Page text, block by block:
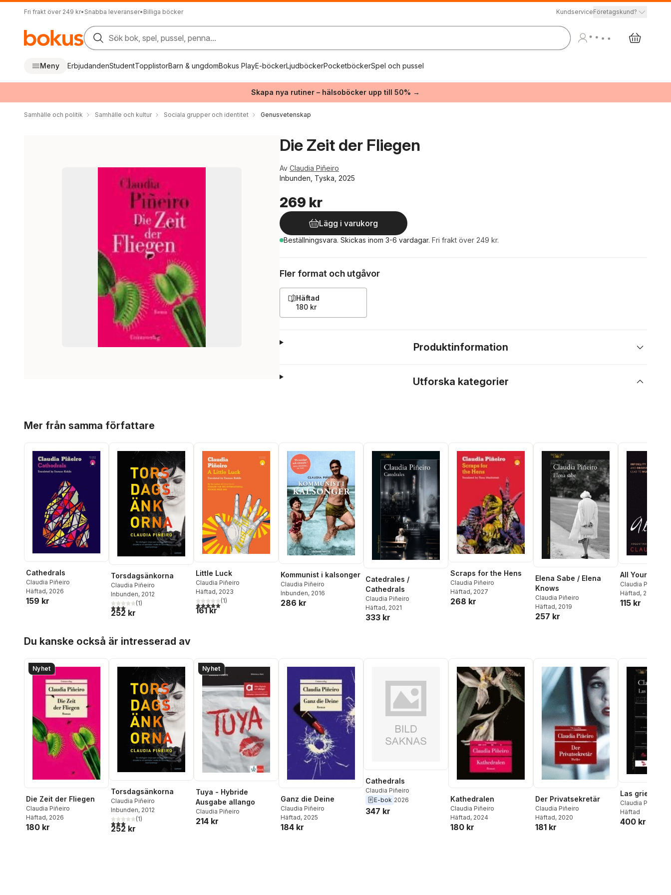
Fri frakt över 249 kr• Snabba leveranser• Billiga böcker KundserviceFöretagskund?
Sök bok, spel, pussel, penna...
Meny ErbjudandenStudentTopplistorBarn & ungdomBokus PlayE-böckerLjudböckerPocketböckerSpel och pussel
Skapa nya rutiner – hälsoböcker upp till 50% →
Samhälle och politik Samhälle och kultur Sociala grupper och identitet Genusvetenskap
Die Zeit der Fliegen
Av Claudia Piñeiro
Inbunden, Tyska, 2025
269 kr
Lägg i varukorg
Beställningsvara. Skickas inom 3-6 vardagar. Fri frakt över 249 kr.
Fler format och utgåvor
Häftad
180 kr
Produktinformation
Utforska kategorier
Mer från samma författare
Cathedrals
Claudia Piñeiro
Häftad, 2026
159 kr
Torsdagsänkorna
Claudia Piñeiro
Inbunden, 2012
3,0utav 5 stjärnor. Totalt antal röster:
(1)
252 kr
Little Luck
Claudia Piñeiro
Häftad, 2023
5,0utav 5 stjärnor. Totalt antal röster:
(1)
161 kr
Kommunist i kalsonger
Claudia Piñeiro
Inbunden, 2016
286 kr
Catedrales /
Cathedrals
Claudia Piñeiro
Häftad, 2021
333 kr
Scraps for the Hens
Claudia Piñeiro
Häftad, 2027
268 kr
Elena Sabe / Elena
Knows
Claudia Piñeiro
Häftad, 2019
257 kr
All Yours
Claudia Piñeiro
Häftad, 2011
115 kr
Du kanske också är intresserad av
Nyhet
Die Zeit der Fliegen
Claudia Piñeiro
Häftad, 2026
180 kr
Torsdagsänkorna
Claudia Piñeiro
Inbunden, 2012
3,0utav 5 stjärnor. Totalt antal röster:
(1)
252 kr
Nyhet
Tuya - Hybride
Ausgabe allango
Claudia Piñeiro
214 kr
Ganz die Deine
Claudia Piñeiro
Häftad, 2025
184 kr
Cathedrals
Claudia Piñeiro
E-bok 2026
347 kr
Kathedralen
Claudia Piñeiro
Häftad, 2024
180 kr
Der Privatsekretär
Claudia Piñeiro
Häftad, 2020
181 kr
Las grietas
Claudia Piñeiro
Häftad
400 kr